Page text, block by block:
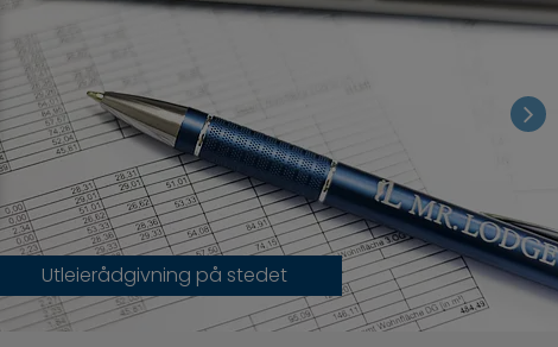
Utleierådgivning på stedet